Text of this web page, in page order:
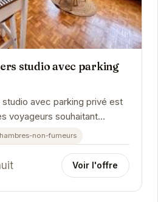
studio avec parking
avec parking privé est
voyageurs souhaitant
central permet
non-fumeurs
Voir l'offre